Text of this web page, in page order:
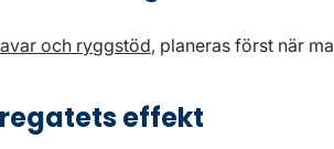
och ryggstöd, planeras först när
effekt